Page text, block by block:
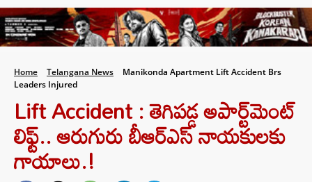
Home Telangana News
Manikonda Apartment Lift Accident Brs
Leaders Injured
Lift Accident : తెగిపడ్డ అపార్ట్‌మెంట్
లిఫ్ట్.. ఆరుగురు బీఆర్ఎస్ నాయకులకు
గాయాలు.!